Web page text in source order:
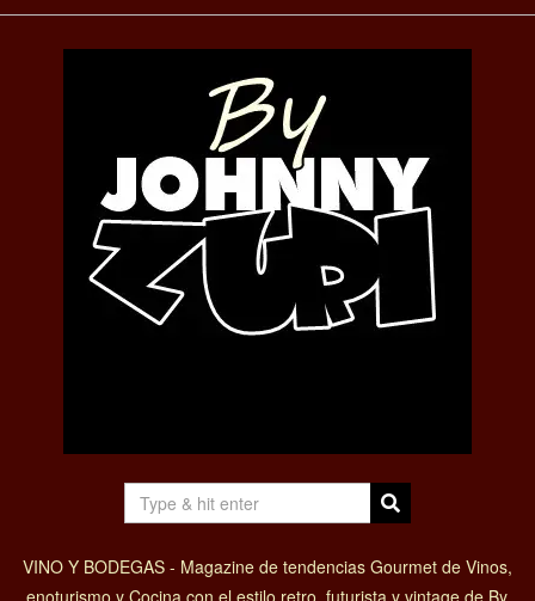
VINO Y BODEGAS - Magazine de tendencias Gourmet de Vinos,